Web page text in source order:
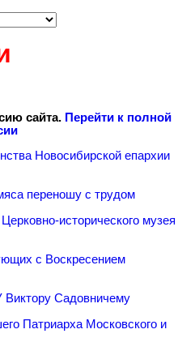
сайта. Перейти к полной
Новосибирской епархии
переношу с трудом
исторического музея
с Воскресением
Виктору Садовничему
Патриарха Московского и